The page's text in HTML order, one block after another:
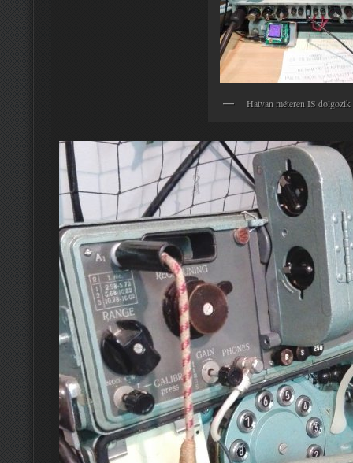
Hatvan méteren IS dolgozik